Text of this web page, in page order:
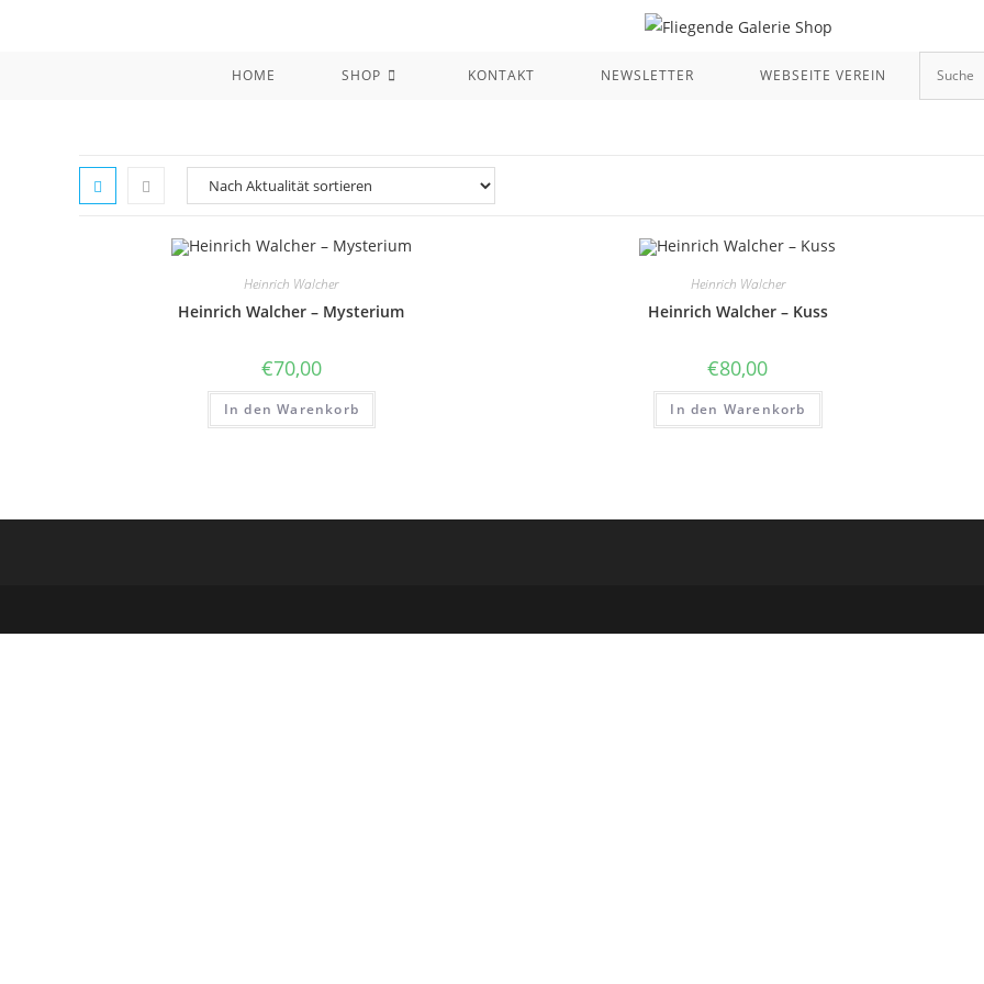
HOME SHOP KONTAKT NEWSLETTER WEBSEITE VEREIN
Heinrich Walcher
Heinrich Walcher – Mysterium
€70,00
In den Warenkorb
Heinrich Walcher
Heinrich Walcher – Kuss
€80,00
In den Warenkorb